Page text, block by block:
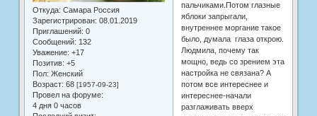
Откуда: Самара Россия
Зарегистрирован: 08.01.2019
Приглашений: 0
Сообщений: 132
Уважение: +17
Позитив: +5
Пол: Женский
Возраст: 68 [1957-09-23]
Провел на форуме:
4 дня 0 часов
пальчиками.Потом глазные
яблоки запрыгали,
внутреннее моргание такое
было, думала глаза открою.
Людмила, почему так
мощно, ведь со зрением эта
настройка не связана? А
потом все интереснее и
интереснее-начали
разглаживать вверх